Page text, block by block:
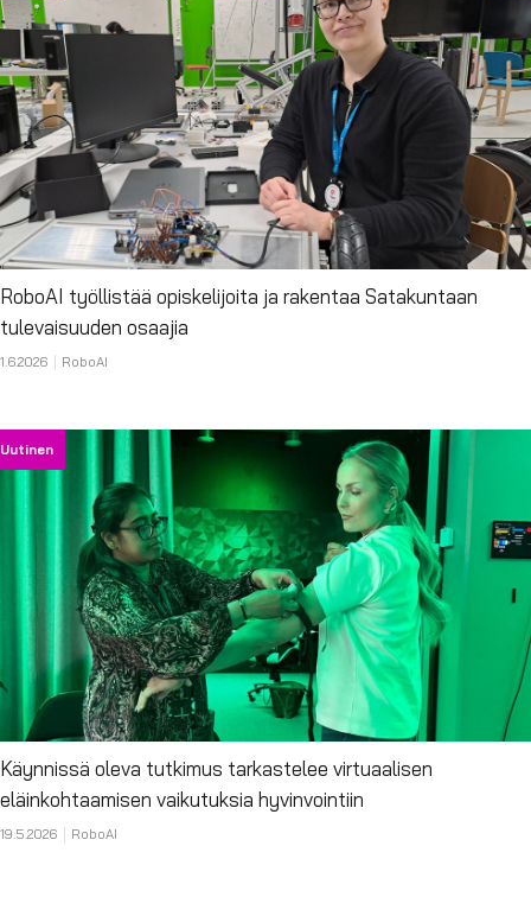
RoboAI työllistää opiskelijoita ja rakentaa Satakuntaan
tulevaisuuden osaajia
1.6.2026 RoboAI
Uutinen
Käynnissä oleva tutkimus tarkastelee virtuaalisen
eläinkohtaamisen vaikutuksia hyvinvointiin
19.5.2026 RoboAI